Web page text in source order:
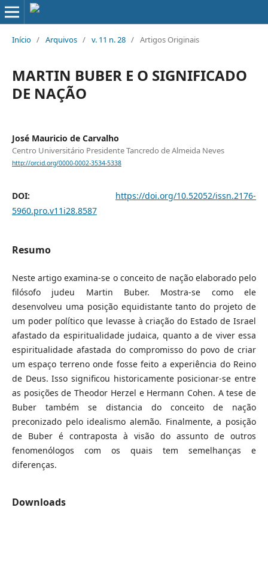
Início / Arquivos / v. 11 n. 28 / Artigos Originais
MARTIN BUBER E O SIGNIFICADO
DE NAÇÃO
José Mauricio de Carvalho
Centro Universitário Presidente Tancredo de Almeida Neves
http://orcid.org/0000-0002-3534-5338
DOI: https://doi.org/10.52052/issn.2176-
5960.pro.v11i28.8587
Resumo
Neste artigo examina-se o conceito de nação elaborado pelo
filósofo judeu Martin Buber. Mostra-se como ele
desenvolveu uma posição equidistante tanto do projeto de
um poder político que levasse à criação do Estado de Israel
afastado da espiritualidade judaica, quanto a de viver essa
espiritualidade afastada do compromisso do povo de criar
um espaço terreno onde fosse feito a experiência do Reino
de Deus. Isso significou historicamente posicionar-se entre
as posições de Theodor Herzel e Hermann Cohen. A tese de
Buber também se distancia do conceito de nação
preconizado pelo idealismo alemão. Finalmente, a posição
de Buber é contraposta à visão do assunto de outros
fenomenólogos com os quais tem semelhanças e
diferenças.
Downloads